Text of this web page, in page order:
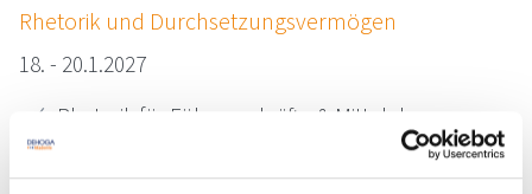
Rhe­to­rik und Durch­set­zungs­ver­mö­gen
18. - 20.1.2027
Rhetorik für Führungskräfte & Mittel der